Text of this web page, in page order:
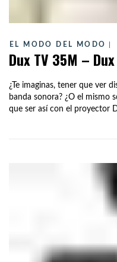
EL MODO DEL MODO
Dux TV 35M –
¿Te imaginas, tener que ver
banda sonora? ¿O el mismo
que ser así con el proyector